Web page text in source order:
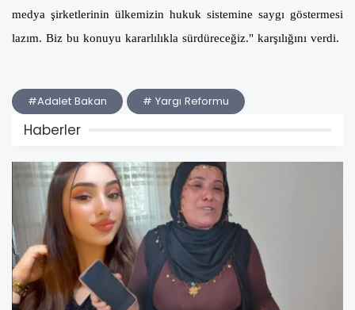
medya şirketlerinin ülkemizin hukuk sistemine saygı göstermesi
lazım. Biz bu konuyu kararlılıkla sürdüreceğiz." karşılığını verdi.
#Adalet Bakan # Yargı Reformu
Haberler